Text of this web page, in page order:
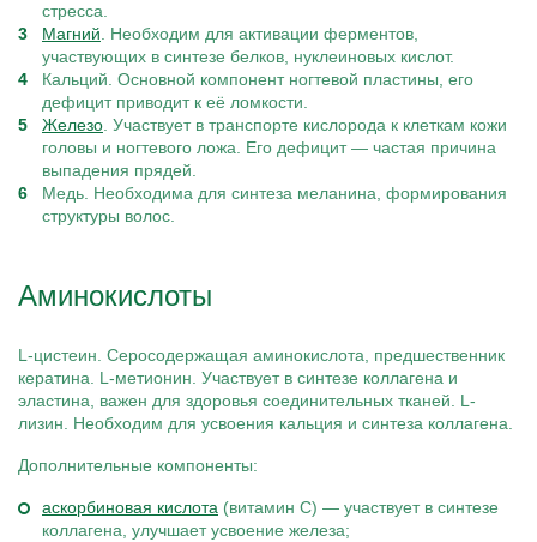
стресса.
Магний . Необходим для активации ферментов,
участвующих в синтезе белков, нуклеиновых кислот.
Кальций. Основной компонент ногтевой пластины, его
дефицит приводит к её ломкости.
Железо . Участвует в транспорте кислорода к клеткам кожи
головы и ногтевого ложа. Его дефицит — частая причина
выпадения прядей.
Медь. Необходима для синтеза меланина, формирования
структуры волос.
Аминокислоты
L-цистеин. Серосодержащая аминокислота, предшественник
кератина. L-метионин. Участвует в синтезе коллагена и
эластина, важен для здоровья соединительных тканей. L-
лизин. Необходим для усвоения кальция и синтеза коллагена.
Дополнительные компоненты:
аскорбиновая кислота (витамин C) — участвует в синтезе
коллагена, улучшает усвоение железа;